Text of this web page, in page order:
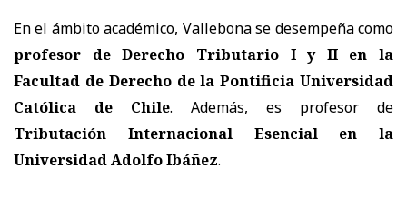
En el ámbito académico, Vallebona se desempeña como
profesor de Derecho Tributario I y II en la
Facultad de Derecho de la Pontificia Universidad
Católica de Chile. Además, es profesor de
Tributación Internacional Esencial en la
Universidad Adolfo Ibáñez.